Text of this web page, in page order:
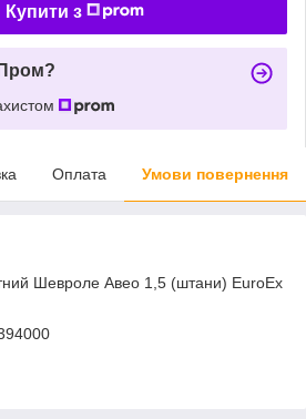
Купити з
Оплата Умови повернення
Шевроле Авео 1,5 (штани) EuroEx